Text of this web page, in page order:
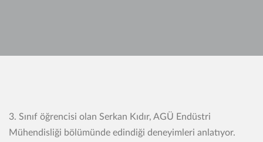
3. Sınıf öğrencisi olan Serkan Kıdır, AGÜ Endüstri
Mühendisliği bölümünde edindiği deneyimleri anlatıyor.